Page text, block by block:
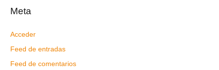
Meta
Acceder
Feed de entradas
Feed de comentarios